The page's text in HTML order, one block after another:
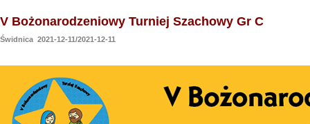
V Bożonarodzeniowy Turniej Szachowy Gr C
Świdnica 2021-12-11/2021-12-11